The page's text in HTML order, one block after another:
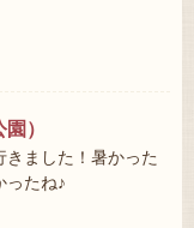
）
ました！暑かった
ったね♪